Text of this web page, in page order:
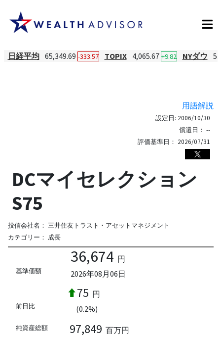
日経平均 65,349.69 -333.57 TOPIX 4,065.67 +9.82 NYダウ
用語解説
設定日: 2006/10/30
償還日： --
評価基準日： 2026/07/31
DCマイセレクション
S75
投信会社名： 三井住友トラスト・アセットマネジメント
カテゴリー： 成長
基準価額
36,674 円
2026年08月06日
前日比
75 円
(0.2%)
純資産総額 97,849 百万円